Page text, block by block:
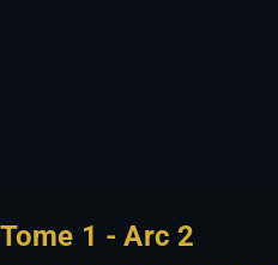
Tome 1 - Arc 2